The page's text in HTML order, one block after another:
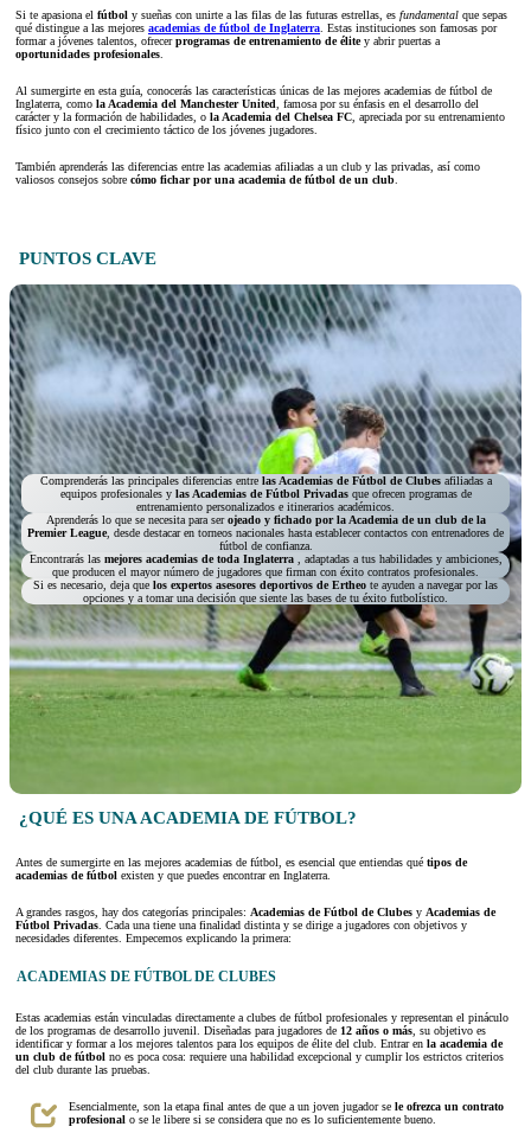
Si te apasiona el fútbol y sueñas con unirte a las filas de las futuras estrellas, es fundamental que sepas
qué distingue a las mejores academias de fútbol de Inglaterra . Estas instituciones son famosas por
formar a jóvenes talentos, ofrecerprogramas de entrenamiento de élitey abrir puertas a
oportunidades profesionales
Al sumergirte en esta guía, conocerás las características únicas de las mejores academias de fútbol de
Inglaterra, como la Academia del Manchester United , famosa por su énfasis en el desarrollo del
carácter y la formación de habilidades, o la Academia del Chelsea FC , apreciada por su entrenamiento
físico junto con el crecimiento táctico de los jóvenes jugadores.
También aprenderás las diferencias entre las academias afiliadas a un club y las privadas, así como
valiosos consejos sobre cómo fichar por una academia de fútbol de un club
PUNTOS CLAVE
Comprenderás las principales diferencias entre las Academias de Fútbol de Clubesafiliadas a
equipos profesionales y las Academias de Fútbol Privadasque ofrecen programas de
entrenamiento personalizados e itinerarios académicos.
Aprenderás lo que se necesita para serojeado y fichado por la Academia de un club de la
Premier League, desde destacar en torneos nacionales hasta establecer contactos con entrenadores de
fútbol de confianza.
Encontrarás las mejores academias de toda Inglaterra
, adaptadas a tus habilidades y ambiciones,
que producen el mayor número de jugadores que firman con éxito contratos profesionales.
Si es necesario, deja que los expertos asesores deportivos de Ertheo te ayuden a navegar por las
opciones y a tomar una decisión que siente las bases de tu éxito futbolístico.
¿QUÉ ES UNA ACADEMIA DE FÚTBOL?
Antes de sumergirte en las mejores academias de fútbol, es esencial que entiendas qué tipos de
academias de fútbol existen y que puedes encontrar en Inglaterra.
A grandes rasgos, hay dos categorías principales: Academias de Fútbol de Clubes y Academias de
Fútbol Privadas . Cada una tiene una finalidad distinta y se dirige a jugadores con objetivos y
necesidades diferentes. Empecemos explicando la primera:
ACADEMIAS DE FÚTBOL DE CLUBES
Estas academias están vinculadas directamente a clubes de fútbol profesionales y representan el pináculo
de los programas de desarrollo juvenil. Diseñadas para jugadores de 12 años o más , su objetivo es
identificar y formar a los mejores talentos para los equipos de élite del club. Entrar en la academia de
un club de fútbol no es poca cosa: requiere una habilidad excepcional y cumplir los estrictos criterios
del club durante las pruebas.
Esencialmente, son la etapa final antes de que a un joven jugador se le ofrezca un contrato
profesional o se le libere si se considera que no es lo suficientemente bueno.